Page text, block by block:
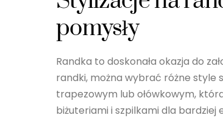
pomysły
Randka to doskonała okazja do
randki, można wybrać różne style
trapezowym lub ołówkowym,
biżuteriami i szpilkami dla bardziej